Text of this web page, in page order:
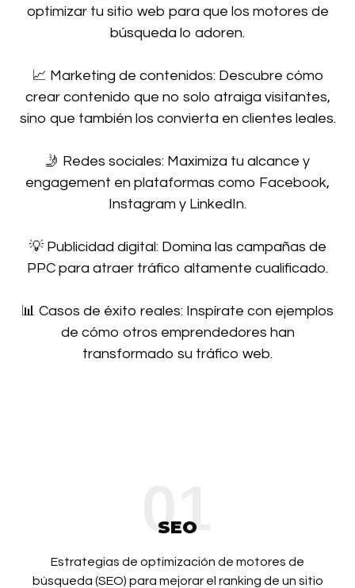
optimizar tu sitio web para que los motores de
búsqueda lo adoren.
📈 Marketing de contenidos: Descubre cómo
crear contenido que no solo atraiga visitantes,
sino que también los convierta en clientes leales.
🤳 Redes sociales: Maximiza tu alcance y
engagement en plataformas como Facebook,
Instagram y LinkedIn.
💡 Publicidad digital: Domina las campañas de
PPC para atraer tráfico altamente cualificado.
📊 Casos de éxito reales: Inspírate con ejemplos
de cómo otros emprendedores han
transformado su tráfico web.
01
SEO
Estrategias de optimización de motores de
búsqueda (SEO) para mejorar el ranking de un sitio